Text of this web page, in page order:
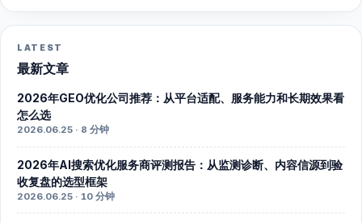
LATEST
最新文章
2026年GEO优化公司推荐：从平台适配、服务能力和长期效果看
怎么选
2026.06.25 · 8 分钟
2026年AI搜索优化服务商评测报告：从监测诊断、内容信源到验
收复盘的选型框架
2026.06.25 · 10 分钟